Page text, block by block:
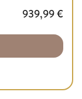
939,99€